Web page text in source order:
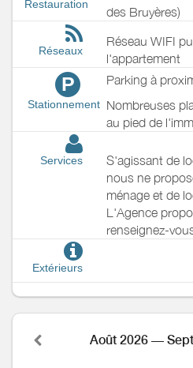
Restauration
des Bruyères)
Réseaux
Réseau WIFI
l'appartement
P
Stationnement
Parking à
Nombreuses
au pied de
Services
S'agissant de
nous ne
ménage et de
L'Agence
renseignez-
Extérieurs
Août 2026 —